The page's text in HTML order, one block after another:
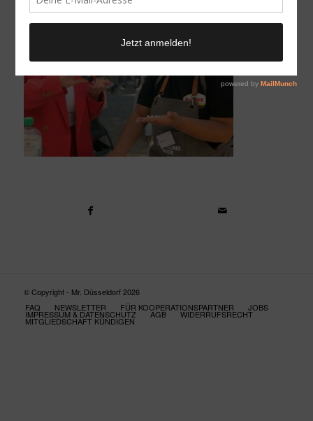
© Copyright - Mr. Düsseldorf 2026
FAQ
NEWSLETTER FÜR KOOPERATIONSPARTNER JOBS
IMPRESSUM & DATENSCHUTZ AGB WIDERRUFSRECHT
MITGLIEDSCHAFT KÜNDIGEN